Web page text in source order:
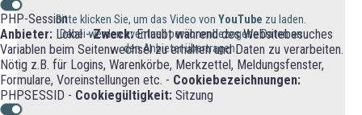
PHP-Session
Anbieter: Lokal -Zweck:Erlaubt während des Websitebesuches
Variablen beim Seitenwechsel zu erhalten und Daten zu verarbeiten.
Nötig z.B. für Logins, Warenkörbe, Merkzettel, Meldungsfenster,
Formulare, Voreinstellungen etc. - Cookiebezeichnungen:
PHPSESSID - Cookiegültigkeit: Sitzung
Bitte klicken Sie, um das Video von YouTube zu laden.
Dabei werden eventuell personenbezogene Daten an
den Anbieter übertragen.